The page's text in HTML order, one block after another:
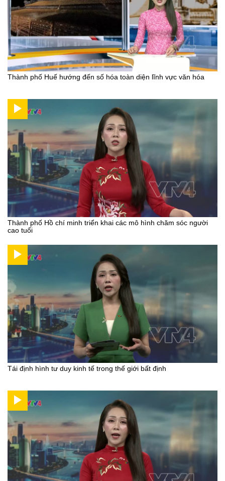
Thành phố Huế hướng đến số hóa toàn diện lĩnh vực văn hóa
Thành phố Hồ chí minh triển khai các mô hình chăm sóc người
cao tuổi
Tái định hình tư duy kinh tế trong thế giới bất định